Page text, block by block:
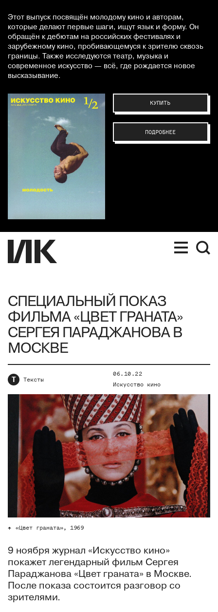
Этот выпуск посвящён молодому кино и авторам,
которые делают первые шаги, ищут язык и форму. Он
обращён к дебютам на российских фестивалях и
зарубежному кино, пробивающемуся к зрителю сквозь
границы. Также исследуются театр, музыка и
современное искусство — всё, где рождается новое
высказывание.
КУПИТЬ
ПОДРОБНЕЕ
СПЕЦИАЛЬНЫЙ ПОКАЗ
ФИЛЬМА «ЦВЕТ ГРАНАТА»
СЕРГЕЯ ПАРАДЖАНОВА В
МОСКВЕ
Т Тексты
06.10.22
Искусство кино
«Цвет граната», 1969
9 ноября журнал «Искусство кино»
покажет легендарный фильм Сергея
Параджанова «Цвет граната» в Москве.
После показа состоится разговор со
зрителями.